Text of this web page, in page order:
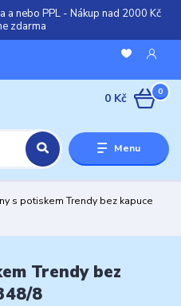
nebo PPL - Nákup nad 2000 Kč
zdarma
Menu
0
0 Kč
s potiskem Trendy bez kapuce
Trendy bez
8